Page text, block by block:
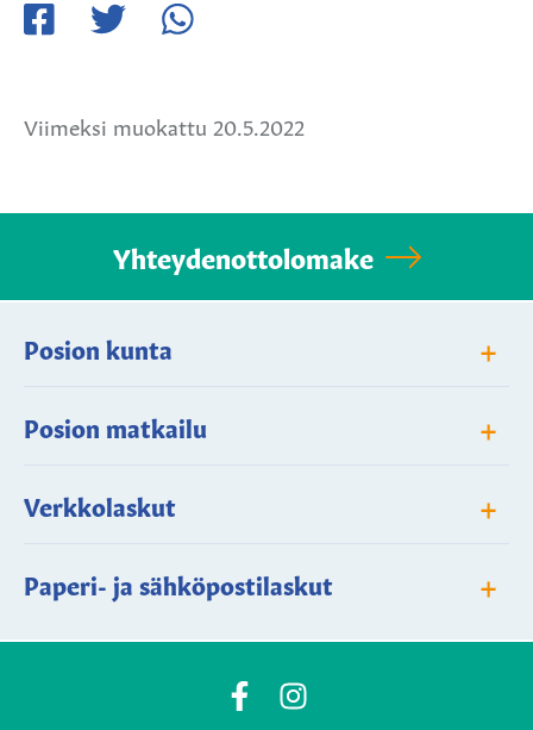
Viimeksi muokattu 20.5.2022
Yhteydenottolomake
Posion kunta +
Posion matkailu +
Verkkolaskut +
Paperi- ja sähköpostilaskut +
Posio Posio